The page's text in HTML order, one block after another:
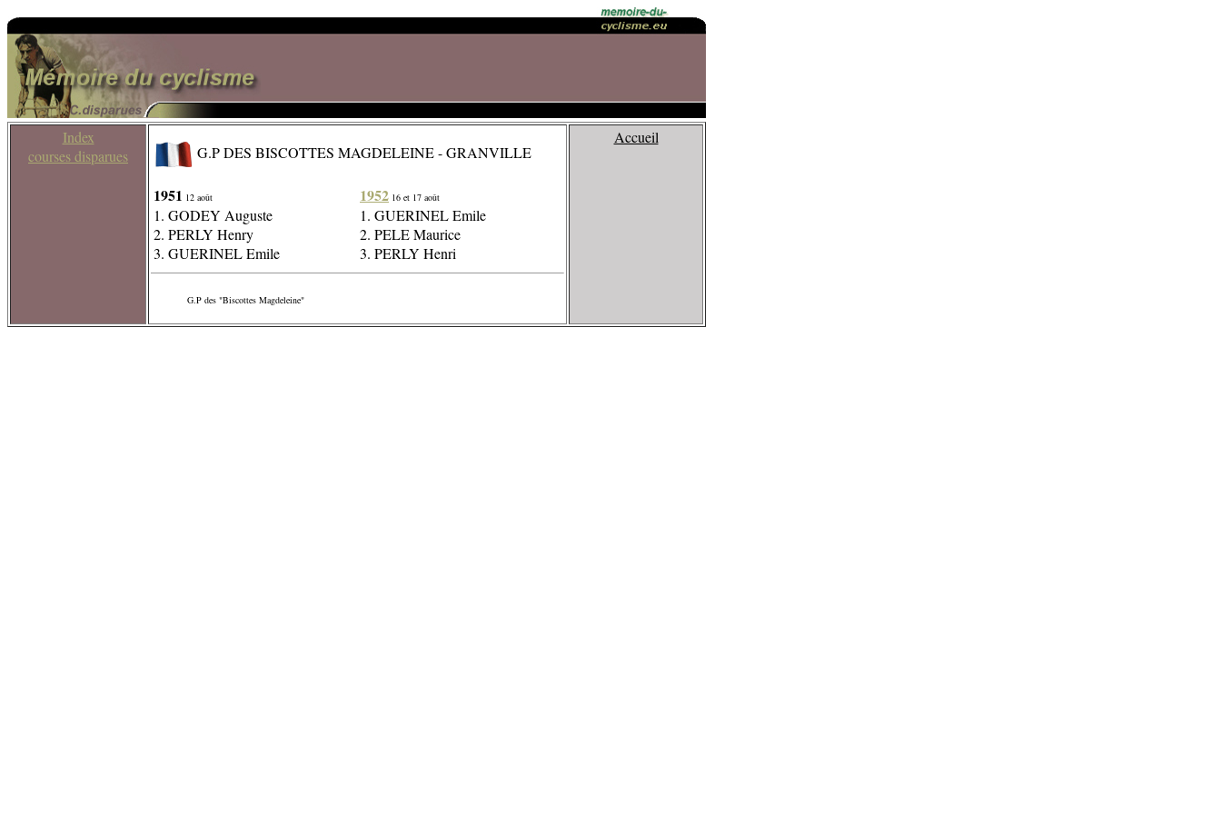
Index
courses disparues
G.P DES BISCOTTES MAGDELEINE - GRANVILLE
1951 12 août
1. GODEY Auguste
2. PERLY Henry
3. GUERINEL Emile
1952 16 et 17 août
1. GUERINEL Emile
2. PELE Maurice
3. PERLY Henri
G.P des "Biscottes Magdeleine"
Accueil